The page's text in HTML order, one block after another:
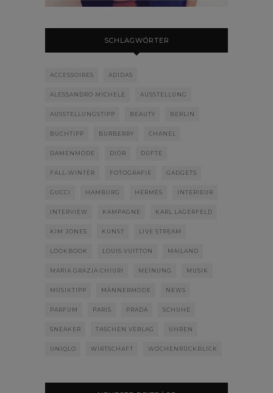
SCHLAGWÖRTER
ACCESSOIRES ADIDAS
ALESSANDRO MICHELE AUSSTELLUNG
AUSSTELLUNGSTIPP BEAUTY BERLIN
BUCHTIPP BURBERRY CHANEL
DAMENMODE DIOR DÜFTE
FALL-WINTER FOTOGRAFIE GADGETS
GUCCI HAMBURG HERMÈS INTERIEUR
INTERVIEW KAMPAGNE KARL LAGERFELD
KIM JONES KUNST LIVE STREAM
LOOKBOOK LOUIS VUITTON MAILAND
MARIA GRAZIA CHIURI MEINUNG MUSIK
MUSIKTIPP MÄNNERMODE NEWS
PARFUM PARIS PRADA SCHUHE
SNEAKER TASCHEN VERLAG UHREN
UNIQLO WIRTSCHAFT WOCHENRÜCKBLICK